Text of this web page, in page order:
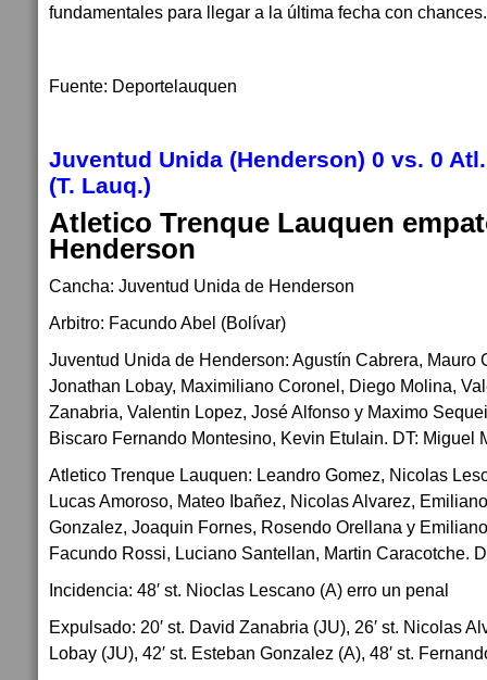
fundamentales para llegar a la última fecha con chances.
Fuente: Deportelauquen
Juventud Unida (Henderson) 0 vs. 0
(T. Lauq.)
Atletico Trenque Lauquen
Henderson
Cancha: Juventud Unida de Henderson
Arbitro: Facundo Abel (Bolívar)
Juventud Unida de Henderson: Agustín Cabrera, Mauro
Jonathan Lobay, Maximiliano Coronel, Diego Molina,
Zanabria, Valentin Lopez, José Alfonso y Maximo
Biscaro Fernando Montesino, Kevin Etulain. DT: Miguel
Atletico Trenque Lauquen: Leandro Gomez, Nicolas
Lucas Amoroso, Mateo Ibañez, Nicolas Alvarez,
Gonzalez, Joaquin Fornes, Rosendo Orellana y
Facundo Rossi, Luciano Santellan, Martin Caracotche.
Incidencia: 48′ st. Nioclas Lescano (A) erro un penal
Expulsado: 20′ st. David Zanabria (JU), 26′ st. Nicolas
Lobay (JU), 42′ st. Esteban Gonzalez (A), 48′ st.